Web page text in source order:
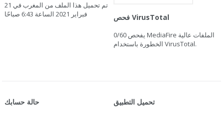
تم تحميل هذا الملف من المغرب في 21
فبراير 2021 الساعة 6:43 صباحًا
فحص VirusTotal
0/60
الخطورة باستخدام VirusTotal.
حالة حسابك تحميل التطبيق